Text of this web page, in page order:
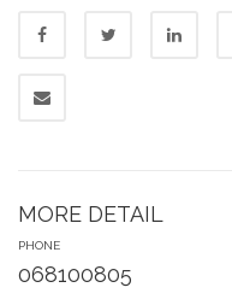
MORE DETAIL
PHONE
068100805